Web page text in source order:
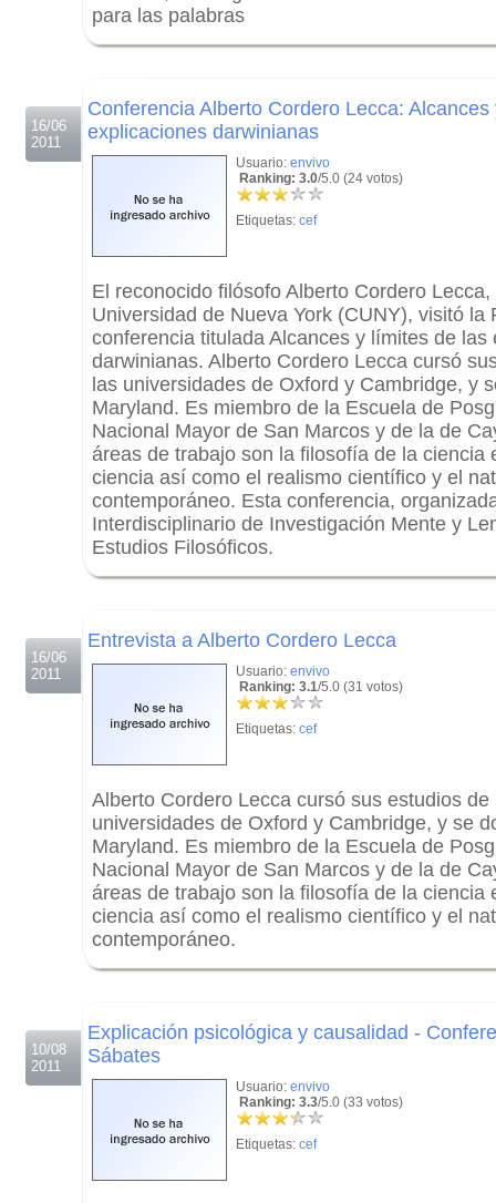
para las palabras
16/06
2011
Conferencia Alberto Cordero Lecca:
explicaciones darwinianas
Usuario: envivo
Ranking: 3.0/5.0 (24 votos)
Etiquetas: cef
El reconocido filósofo Alberto Cordero
Universidad de Nueva York (CUNY), visitó la
conferencia titulada Alcances y límites de las
darwinianas. Alberto Cordero Lecca cursó
las universidades de Oxford y Cambridge, y
Maryland. Es miembro de la Escuela de
Nacional Mayor de San Marcos y de la de
áreas de trabajo son la filosofía de la ciencia
ciencia así como el realismo científico y el
contemporáneo. Esta conferencia,
Interdisciplinario de Investigación Mente y
Estudios Filosóficos.
16/06
2011
Entrevista a Alberto Cordero Lecca
Usuario: envivo
Ranking: 3.1/5.0 (31 votos)
Etiquetas: cef
Alberto Cordero Lecca cursó sus estudios
universidades de Oxford y Cambridge, y se
Maryland. Es miembro de la Escuela de
Nacional Mayor de San Marcos y de la de
áreas de trabajo son la filosofía de la ciencia
ciencia así como el realismo científico y el
contemporáneo.
10/08
2011
Explicación psicológica y causalidad -
Sábates
Usuario: envivo
Ranking: 3.3/5.0 (33 votos)
Etiquetas: cef